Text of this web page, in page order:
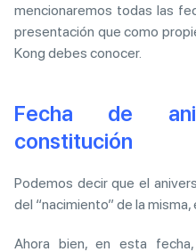
mencionaremos todas las
presentación que como
Kong debes conocer.
Fecha de
constitución
Podemos decir que el
del “nacimiento” de la
Ahora bien, en esta